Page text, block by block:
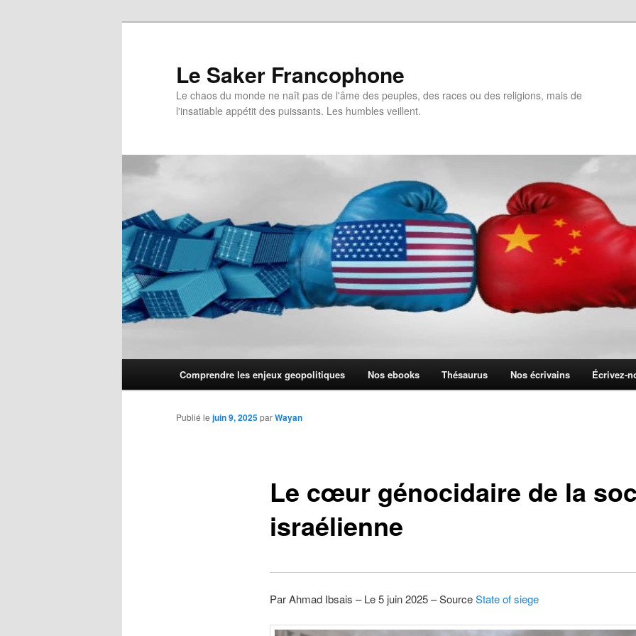
Le Saker Francophone
Le chaos du monde ne naît pas de l'âme des peuples, des races ou des religions, mais de
l'insatiable appétit des puissants. Les humbles veillent.
Comprendre les enjeux geopolitiques Nos ebooks Thésaurus Nos écrivains Écrivez-
Le cœur génocidaire de la
israélienne
Publié le juin 9, 2025parWayan
Par Ahmad Ibsais – Le 5 juin 2025 – SourceState of siege